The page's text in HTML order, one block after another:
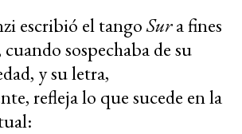
escribió el tangoSura fines
sospechaba de su
y su letra,
refleja lo que sucede en la